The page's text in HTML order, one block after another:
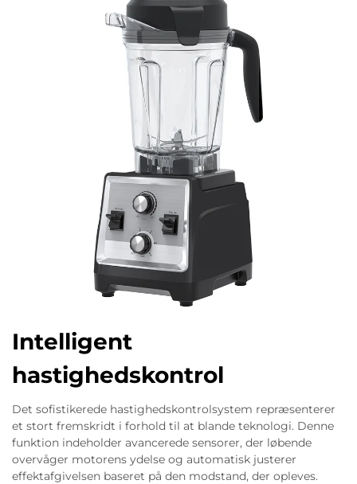
Intelligent
hastighedskontrol
Det sofistikerede hastighedskontrolsystem repræsenterer
et stort fremskridt i forhold til at blande teknologi. Denne
funktion indeholder avancerede sensorer, der løbende
overvåger motorens ydelse og automatisk justerer
effektafgivelsen baseret på den modstand, der opleves.